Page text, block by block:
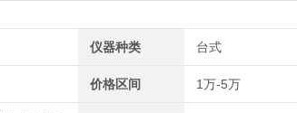
仪器种类 台式
价格区间 1万-5万